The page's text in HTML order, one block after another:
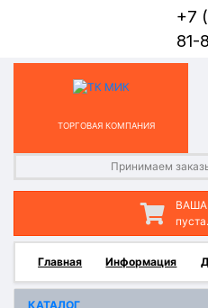
+7
81-
ТОРГОВАЯ КОМПАНИЯ
Принимаем
пуста.
Главная Информация
КАТАЛОГ